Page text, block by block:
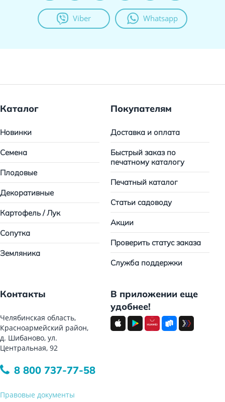
Viber Whatsapp
Каталог
Новинки
Семена
Плодовые
Декоративные
Картофель / Лук
Сопутка
Земляника
Покупателям
Доставка и оплата
Быстрый заказ по
печатному каталогу
Печатный каталог
Статьи садоводу
Акции
Проверить статус заказа
Служба поддержки
Контакты
Челябинская область,
Красноармейский район,
д. Шибаново, ул.
Центральная, 92
8 800 737-77-58
Правовые документы
В приложении еще
удобнее!